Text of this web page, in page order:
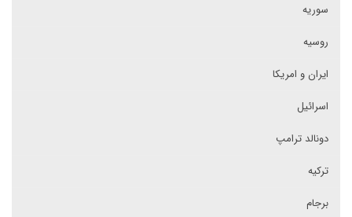
سوریه
روسیه
ایران و امریکا
اسرائیل
دونالد ترامپ
ترکیه
برجام